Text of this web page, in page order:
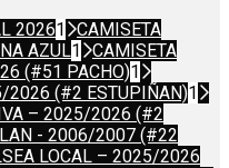
20261
CAMISETA
AZUL1
CAMISETA
(#51 PACHO)1
2026 (#2 ESTUPIÑAN)1
– 2025/2026 (#2
- 2006/2007 (#22
LOCAL – 2025/2026